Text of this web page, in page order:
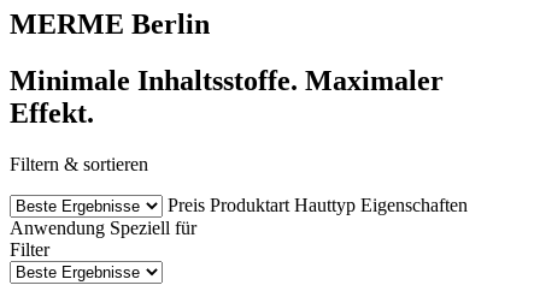
MERME Berlin
Minimale Inhaltsstoffe. Maximaler
Effekt.
Filtern & sortieren
Preis Produktart Hauttyp Eigenschaften
Anwendung Speziell für
Filter